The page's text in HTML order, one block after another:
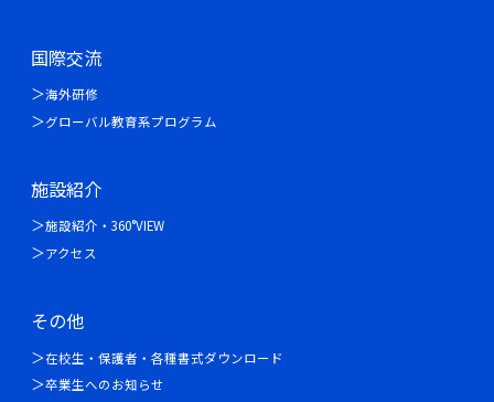
国際交流
海外研修
グローバル教育系プログラム
施設紹介
施設紹介・360°VIEW
アクセス
その他
在校生・保護者・各種書式ダウンロード
卒業生へのお知らせ